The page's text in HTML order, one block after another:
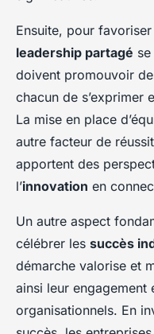
Ensuite, pour
leadership partagé
doivent promouvoir
chacun de s’exprimer
La mise en place
autre facteur de
apportent des
l’innovation en
Un autre aspect
célébrer les succès
démarche valorise et
ainsi leur engagement
organisationnels. En